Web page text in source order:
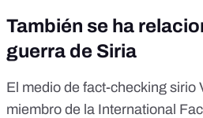
También se ha
guerra de Siria
El medio de fact-checking sirio
miembro de la International